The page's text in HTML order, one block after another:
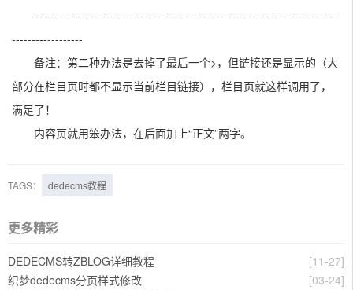
-----------------------------------------------------------------------------
------------------
备注：第二种办法是去掉了最后一个>，但链接还是显示的（大
部分在栏目页时都不显示当前栏目链接），栏目页就这样调用了，
满足了！
内容页就用笨办法，在后面加上“正文”两字。
TAGS： dedecms教程
更多精彩
[11-27]
DEDECMS转ZBLOG详细教程
[03-24]
织梦dedecms分页样式修改